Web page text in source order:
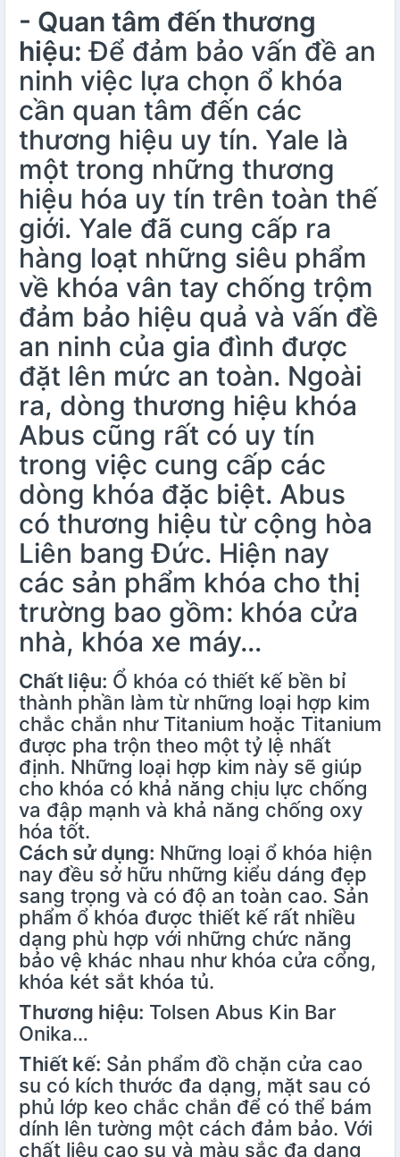
- Quan tâm đến thương
hiệu: Để đảm bảo vấn đề an
ninh việc lựa chọn ổ khóa
cần quan tâm đến các
thương hiệu uy tín. Yale là
một trong những thương
hiệu hóa uy tín trên toàn thế
giới. Yale đã cung cấp ra
hàng loạt những siêu phẩm
về khóa vân tay chống trộm
đảm bảo hiệu quả và vấn đề
an ninh của gia đình được
đặt lên mức an toàn. Ngoài
ra, dòng thương hiệu khóa
Abus cũng rất có uy tín
trong việc cung cấp các
dòng khóa đặc biệt. Abus
có thương hiệu từ cộng hòa
Liên bang Đức. Hiện nay
các sản phẩm khóa cho thị
trường bao gồm: khóa cửa
nhà, khóa xe máy…
Chất liệu: Ổ khóa có thiết kế bền bỉ
thành phần làm từ những loại hợp kim
chắc chắn như Titanium hoặc Titanium
được pha trộn theo một tỷ lệ nhất
định. Những loại hợp kim này sẽ giúp
cho khóa có khả năng chịu lực chống
va đập mạnh và khả năng chống oxy
hóa tốt.
Cách sử dụng: Những loại ổ khóa hiện
nay đều sở hữu những kiểu dáng đẹp
sang trọng và có độ an toàn cao. Sản
phẩm ổ khóa được thiết kế rất nhiều
dạng phù hợp với những chức năng
bảo vệ khác nhau như khóa cửa cổng,
khóa két sắt khóa tủ.
Thương hiệu: Tolsen Abus Kin Bar
Onika…
Thiết kế: Sản phẩm đồ chặn cửa cao
su có kích thước đa dạng, mặt sau có
phủ lớp keo chắc chắn để có thể bám
dính lên tường một cách đảm bảo. Với
chất liệu cao su và màu sắc đa dạng